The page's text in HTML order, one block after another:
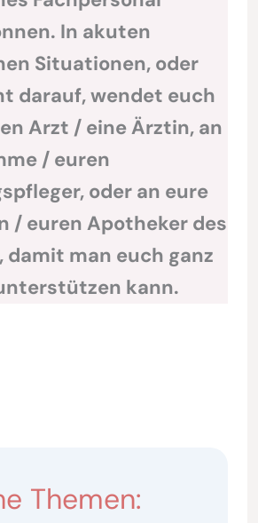
In akuten
Situationen, oder
darauf, wendet euch
Arzt / eine Ärztin, an
/ euren
oder an eure
/ euren Apotheker des
damit man euch ganz
kann.
Themen: